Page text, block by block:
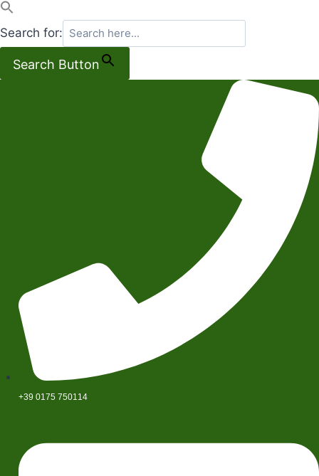
Search for:
Search Button
+39 0175 750114